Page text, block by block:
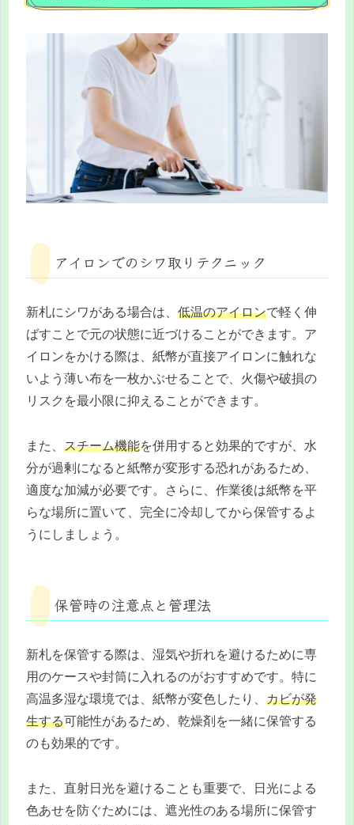
アイロンでのシワ取りテクニック
新札にシワがある場合は、 低温のアイロンで軽く伸
ばすことで元の状態に近づけることができます。ア
イロンをかける際は、紙幣が直接アイロンに触れな
いよう薄い布を一枚かぶせることで、火傷や破損の
リスクを最小限に抑えることができます。
また、 スチーム機能を併用すると効果的ですが、水
分が過剰になると紙幣が変形する恐れがあるため、
適度な加減が必要です。さらに、作業後は紙幣を平
らな場所に置いて、完全に冷却してから保管するよ
うにしましょう。
保管時の注意点と管理法
新札を保管する際は、湿気や折れを避けるために専
用のケースや封筒に入れるのがおすすめです。特に
高温多湿な環境では、紙幣が変色したり、 カビが発
生する可能性があるため、乾燥剤を一緒に保管する
のも効果的です。
また、直射日光を避けることも重要で、日光による
色あせを防ぐためには、遮光性のある場所に保管す